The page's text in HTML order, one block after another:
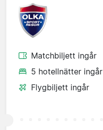
Matchbiljett ingår
5 hotellnätter ingår
Flygbiljett ingår